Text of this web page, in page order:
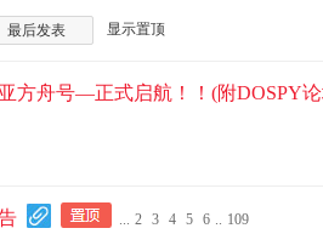
最后发表 显示置顶
方舟号—正式启航！！(附DOSPY
... 2 3 4 5 6 .. 109